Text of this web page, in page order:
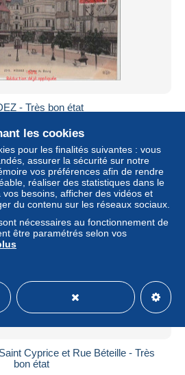
- Très bon état
± 5,78 $US
Professionnel
Cyprice et Rue Béteille - Très
bon état
les cookies
pour les finalités suivantes : vous
assurer la sécurité sur notre
vos préférences afin de rendre
réaliser des statistiques dans le
vos besoins, afficher des vidéos et
du contenu sur les réseaux sociaux.
nécessaires au fonctionnement de
être paramétrés selon vos